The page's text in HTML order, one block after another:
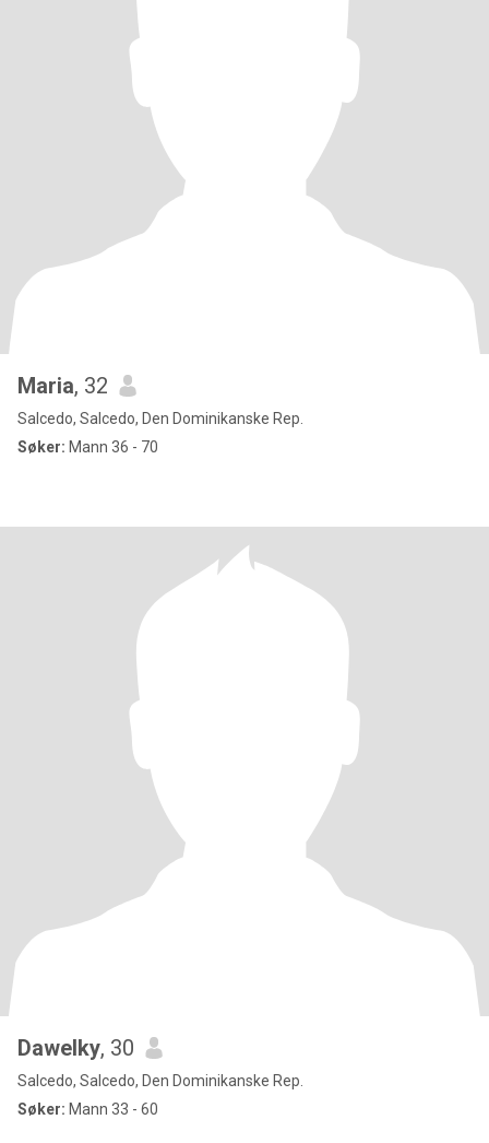
Maria, 32
Salcedo, Salcedo, Den Dominikanske Rep.
Søker: Mann 36 - 70
Dawelky, 30
Salcedo, Salcedo, Den Dominikanske Rep.
Søker: Mann 33 - 60